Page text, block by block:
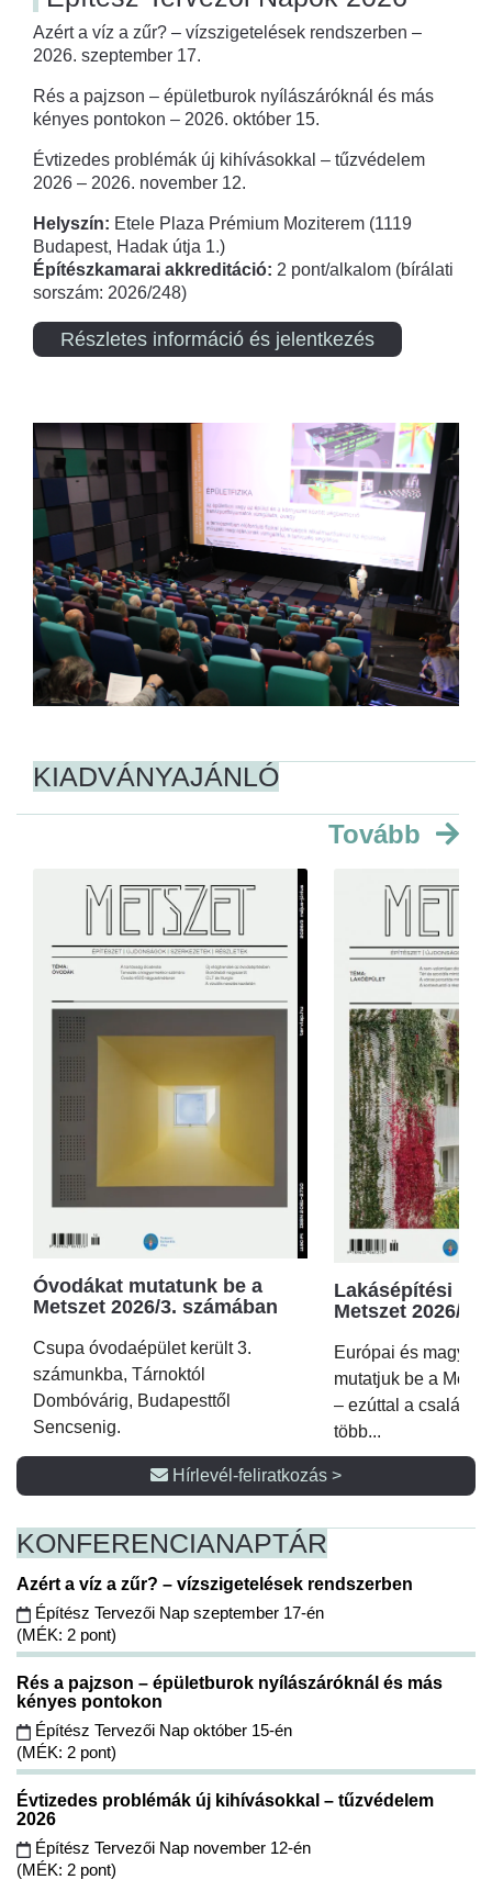
Azért a víz a zűr? – vízszigetelések rendszerben –
2026. szeptember 17.
Rés a pajzson – épületburok nyílászáróknál és más
kényes pontokon – 2026. október 15.
Évtizedes problémák új kihívásokkal – tűzvédelem
2026 – 2026. november 12.
Helyszín: Etele Plaza Prémium Moziterem (1119
Budapest, Hadak útja 1.)
Építészkamarai akkreditáció: 2 pont/alkalom (bírálati
sorszám: 2026/248)
Részletes információ és jelentkezés
KIADVÁNYAJÁNLÓ
Tovább
Óvodákat mutatunk be a
Metszet 2026/3. számában
Csupa óvodaépület került 3.
számunkba, Tárnoktól
Dombóvárig, Budapesttől
Sencsenig.
Lakásépítési
Metszet 2026/2.
Európai és magyar
mutatjuk be a
– ezúttal a családi
több...
Hírlevél-feliratkozás >
KONFERENCIANAPTÁR
Azért a víz a zűr? – vízszigetelések rendszerben
Építész Tervezői Nap szeptember 17-én
(MÉK: 2 pont)
Rés a pajzson – épületburok nyílászáróknál és más
kényes pontokon
Építész Tervezői Nap október 15-én
(MÉK: 2 pont)
Évtizedes problémák új kihívásokkal – tűzvédelem
2026
Építész Tervezői Nap november 12-én
(MÉK: 2 pont)